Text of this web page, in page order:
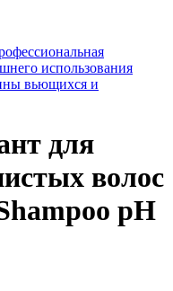
использования
вьющихся и
для
волос
pH